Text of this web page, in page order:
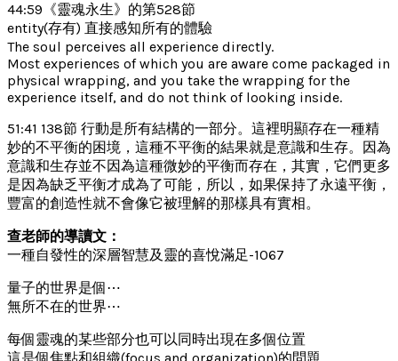
44:59《靈魂永生》的第528節
entity(存有) 直接感知所有的體驗
The soul perceives all experience directly.
Most experiences of which you are aware come packaged in
physical wrapping, and you take the wrapping for the
experience itself, and do not think of looking inside.
51:41 138節 行動是所有結構的一部分。這裡明顯存在一種精
妙的不平衡的困境，這種不平衡的結果就是意識和生存。因為
意識和生存並不因為這種微妙的平衡而存在，其實，它們更多
是因為缺乏平衡才成為了可能，所以，如果保持了永遠平衡，
豐富的創造性就不會像它被理解的那樣具有實相。
查老師的導讀文：
一種自發性的深層智慧及靈的喜悅滿足-1067
量子的世界是個⋯
無所不在的世界⋯
每個靈魂的某些部分也可以同時出現在多個位置